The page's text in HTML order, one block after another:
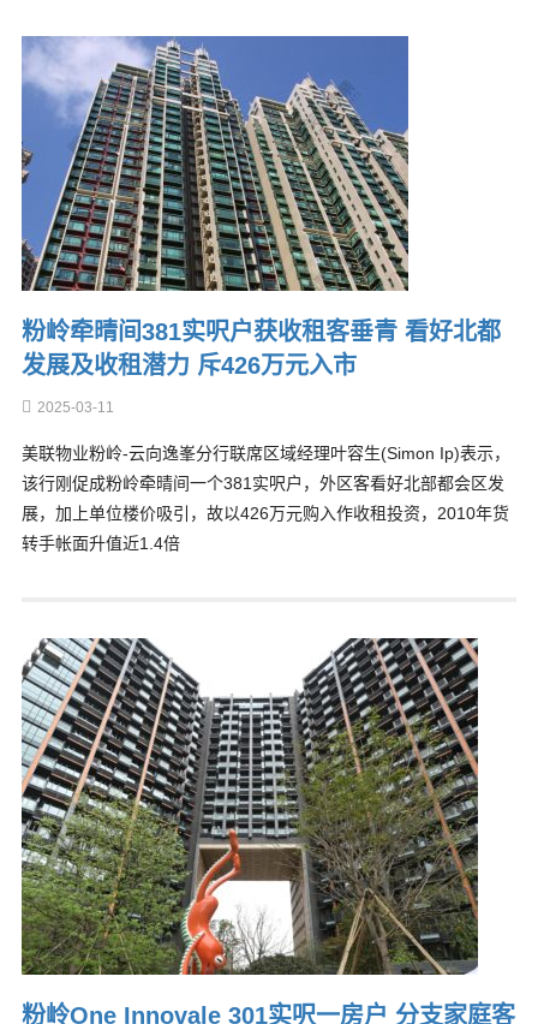
粉岭牵晴间381实呎户获收租客垂青 看好北都
发展及收租潜力 斥426万元入市
2025-03-11
美联物业粉岭-云向逸峯分行联席区域经理叶容生(Simon Ip)表示，
该行刚促成粉岭牵晴间一个381实呎户，外区客看好北部都会区发
展，加上单位楼价吸引，故以426万元购入作收租投资，2010年货
转手帐面升值近1.4倍
粉岭One Innovale 301实呎一房户 分支家庭客